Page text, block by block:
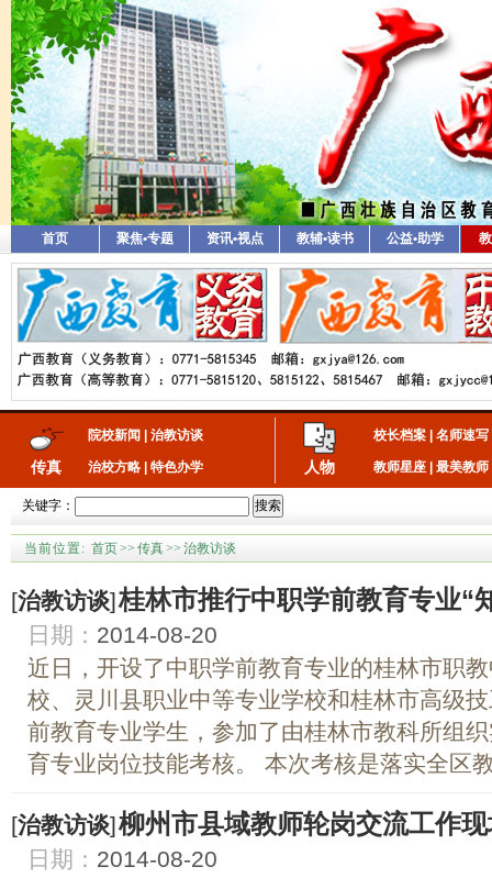
首页 聚焦•专题 资讯•视点 教辅•读书 公益•助学
传真
院校新闻 治教访谈
治校方略 特色办学 人物
校长档案 名师速写
教师星座 最美教师
关键字： 搜索
当前位置: 首页>> 传真>> 治教访谈
[治教访谈]桂林市推行中职学前教育专业“
日期： 2014-08-20
近日，开设了中职学前教育专业的桂林市职
校、灵川县职业中等专业学校和桂林市高级
前教育专业学生，参加了由桂林市教科所组
育专业岗位技能考核。 本次考核是落实全区
[治教访谈]柳州市县域教师轮岗交流工作
日期： 2014-08-20